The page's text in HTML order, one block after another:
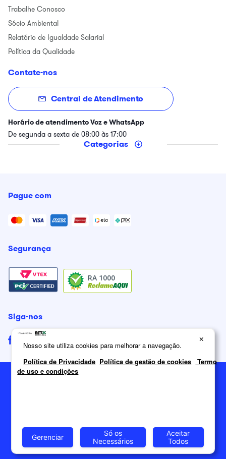
Trabalhe Conosco
Sócio Ambiental
Relatório de Igualdade Salarial
Política da Qualidade
Contate-nos
Central de Atendimento
Horário de atendimento Voz e WhatsApp
De segunda a sexta de 08:00 às 17:00
Categorias
Pague com
Segurança
RA 1000
Siga-nos
×
Nosso site utiliza cookies para melhorar a navegação.
Política de Privacidade Política de gestão de cookies
Termo
de uso e condições
Gerenciar
Só os
Necessários
Aceitar
Todos